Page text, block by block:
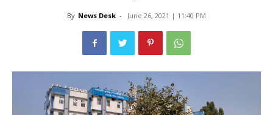
By News Desk - June 26, 2021 | 11:40 PM